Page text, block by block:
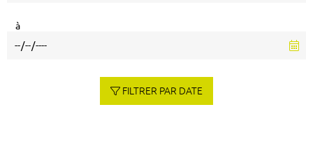
à
FILTRER PAR DATE